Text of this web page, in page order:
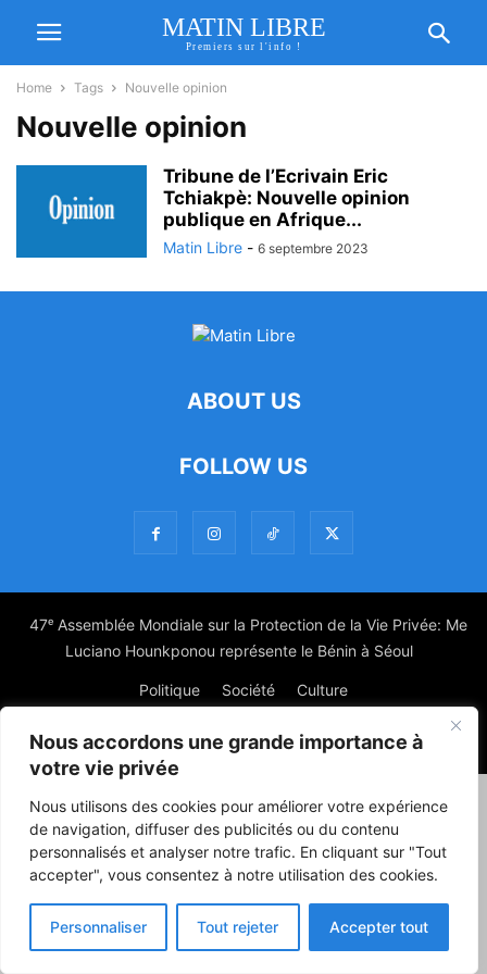
Nous accordons une grande importance à
votre vie privée
Nous utilisons des cookies pour améliorer votre expérience
de navigation, diffuser des publicités ou du contenu
personnalisés et analyser notre trafic. En cliquant sur "Tout
accepter", vous consentez à notre utilisation des cookies.
Personnaliser Tout rejeter Accepter tout
MATIN LIBRE
Premiers sur l'info !
Home Tags Nouvelle opinion
Nouvelle opinion
Tribune de l’Ecrivain Eric
Tchiakpè: Nouvelle opinion
publique en Afrique...
Matin Libre - 6 septembre 2023
ABOUT US
FOLLOW US
47ᵉ Assemblée Mondiale sur la Protection de la Vie Privée: Me
Luciano Hounkponou représente le Bénin à Séoul
Politique Société Culture
© Powered by digitXplus Francophone